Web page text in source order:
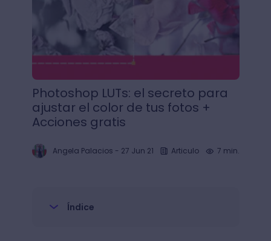
Photoshop LUTs: el secreto para
ajustar el color de tus fotos +
Acciones gratis
Angela Palacios - 27 Jun 21 Articulo 7 min.
Índice